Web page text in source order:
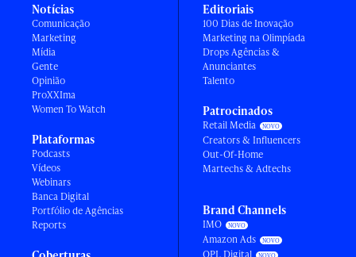
Notícias
Comunicação
Marketing
Mídia
Gente
Opinião
ProXXIma
Women To Watch
Plataformas
Podcasts
Vídeos
Webinars
Banca Digital
Portfólio de Agências
Reports
Editoriais
100 Dias de Inovação
Marketing na Olimpíada
Drops Agências &
Anunciantes
Talento
Patrocinados
Retail Media
Creators & Influencers
Out-Of-Home
Martechs & Adtechs
Brand Channels
IMO
Amazon Ads
OPL Digital